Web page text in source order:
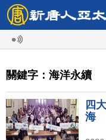
關鍵字：海洋永續
四
海